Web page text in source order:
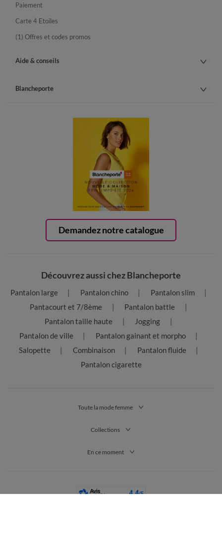
Demandez notre catalogue
Paiement
Carte 4 Etoiles
(1) Offres et codes promos
Aide & conseils
Blancheporte
Découvrez aussi chez Blancheporte
Pantalon large Pantalon chino
Pantalon slim
Pantacourt et 7/8ème
Pantalon battle
Pantalon taille haute
Jogging
Pantalon de ville
Pantalon gainant et morpho
Salopette
Combinaison
Pantalon fluide
Pantalon cigarette
Toute la mode femme
Collections
En ce moment